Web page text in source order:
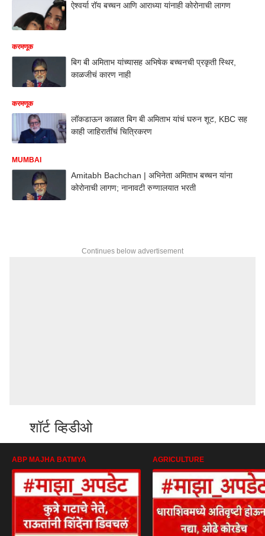
ऐश्वर्या रॉय बच्चन आणि आराध्या यांनाही कोरोनाची लागण
करमणूक
बिग बी अमिताभ यांच्यासह अभिषेक बच्चनची प्रकृती स्थिर,
काळजीचं कारण नाही
करमणूक
लॉकडाऊन काळात बिग बी अमिताभ यांचं घरुन शूट, KBC सह
काही जाहिरातींचं चित्रिकरण
MUMBAI
Amitabh Bachchan | अभिनेता अमिताभ बच्चन यांना
कोरोनाची लागण; नानावटी रुग्णालयात भरती
Continues below advertisement
शॉर्ट व्हिडीओ
ABP MAJHA BATMYA AGRICULTURE